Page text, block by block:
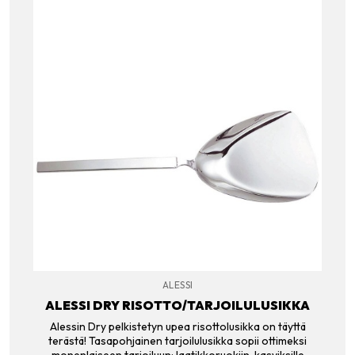
ALESSI
ALESSI DRY RISOTTO/TARJOILULUSIKKA
Alessin Dry pelkistetyn upea risottolusikka on täyttä
terästä! Tasapohjainen tarjoilulusikka sopii ottimeksi